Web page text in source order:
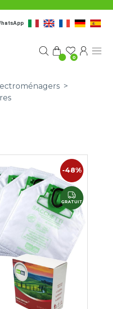
0
>
-48%
GRATUIT